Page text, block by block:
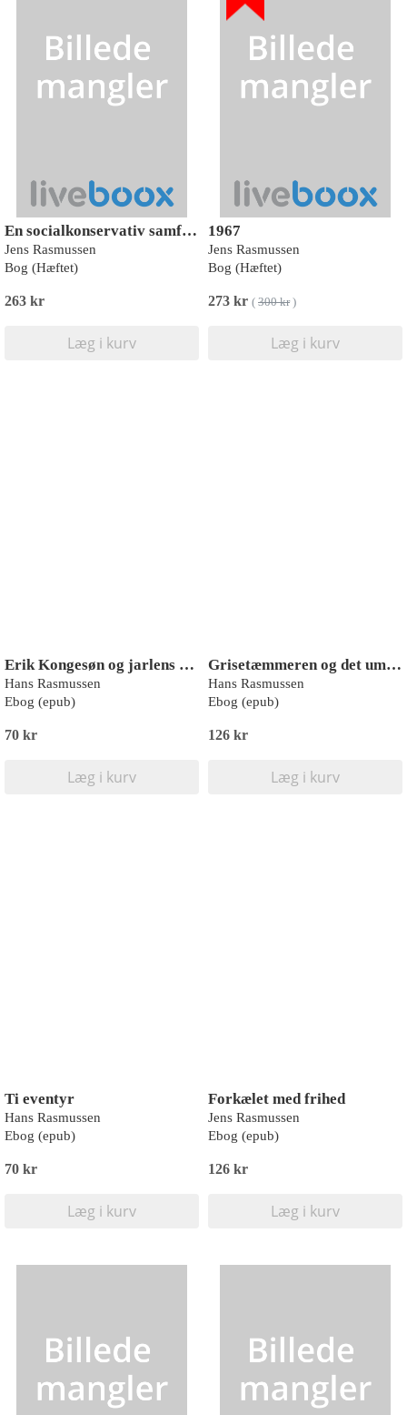
En socialkonservativ samfundsrevser
Jens Rasmussen
Bog (Hæftet)
263 kr
Læg i kurv
1967
Jens Rasmussen
Bog (Hæftet)
273 kr ( 300 kr)
Læg i kurv
Erik Kongesøn og jarlens datter
Hans Rasmussen
Ebog (epub)
70 kr
Læg i kurv
Grisetæmmeren og det umulige bankkup
Hans Rasmussen
Ebog (epub)
126 kr
Læg i kurv
Ti eventyr
Hans Rasmussen
Ebog (epub)
70 kr
Læg i kurv
Forkælet med frihed
Jens Rasmussen
Ebog (epub)
126 kr
Læg i kurv